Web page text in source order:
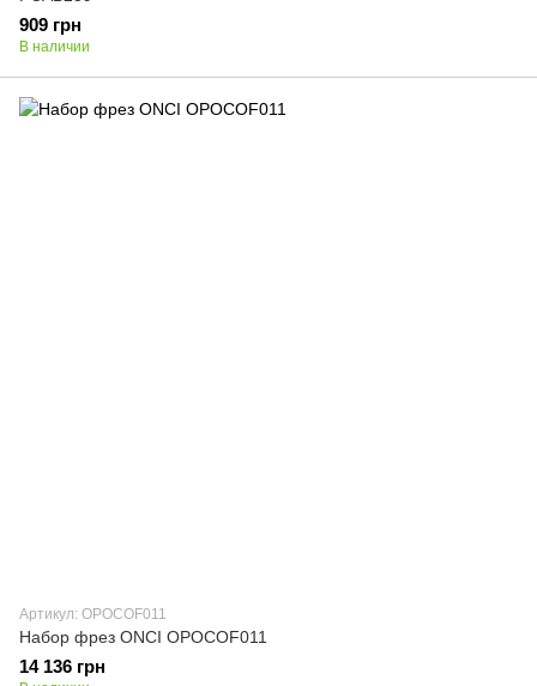
909 грн
В наличии
Артикул: OPOCOF011
Набор фрез ONCI OPOCOF011
14 136 грн